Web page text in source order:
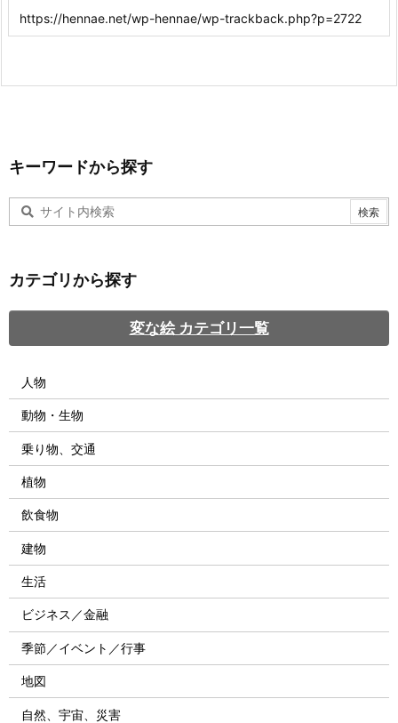
キーワードから探す
カテゴリから探す
変な絵 カテゴリ一覧
人物
動物・生物
乗り物、交通
植物
飲食物
建物
生活
ビジネス／金融
季節／イベント／行事
地図
自然、宇宙、災害